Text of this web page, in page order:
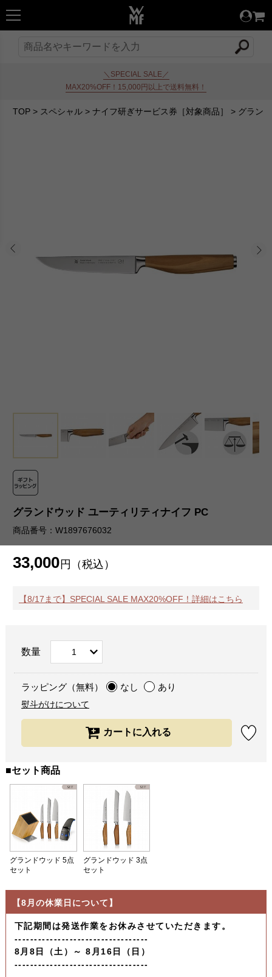
＼SPECIAL SALE／
MAX20%OFF！15,000円以上で送料無料！
TOP> スペシャル> ナイフ研ぎサービス券［対象商品］ > グラン
グランドウッド ユーティリティナイフ PC
商品番号：W1897676032
33,000 円（税込）
【8/17まで】SPECIAL SALE MAX20%OFF！詳細はこちら
数量
ラッピング（無料） なし あり
熨斗がけについて
■セット商品
グランドウッド 5点
セット
グランドウッド 3点
セット
【8月の休業日について】
下記期間は発送作業をお休みさせていただきます。
----------------------------------
8月8日（土）～ 8月16日（日）
----------------------------------